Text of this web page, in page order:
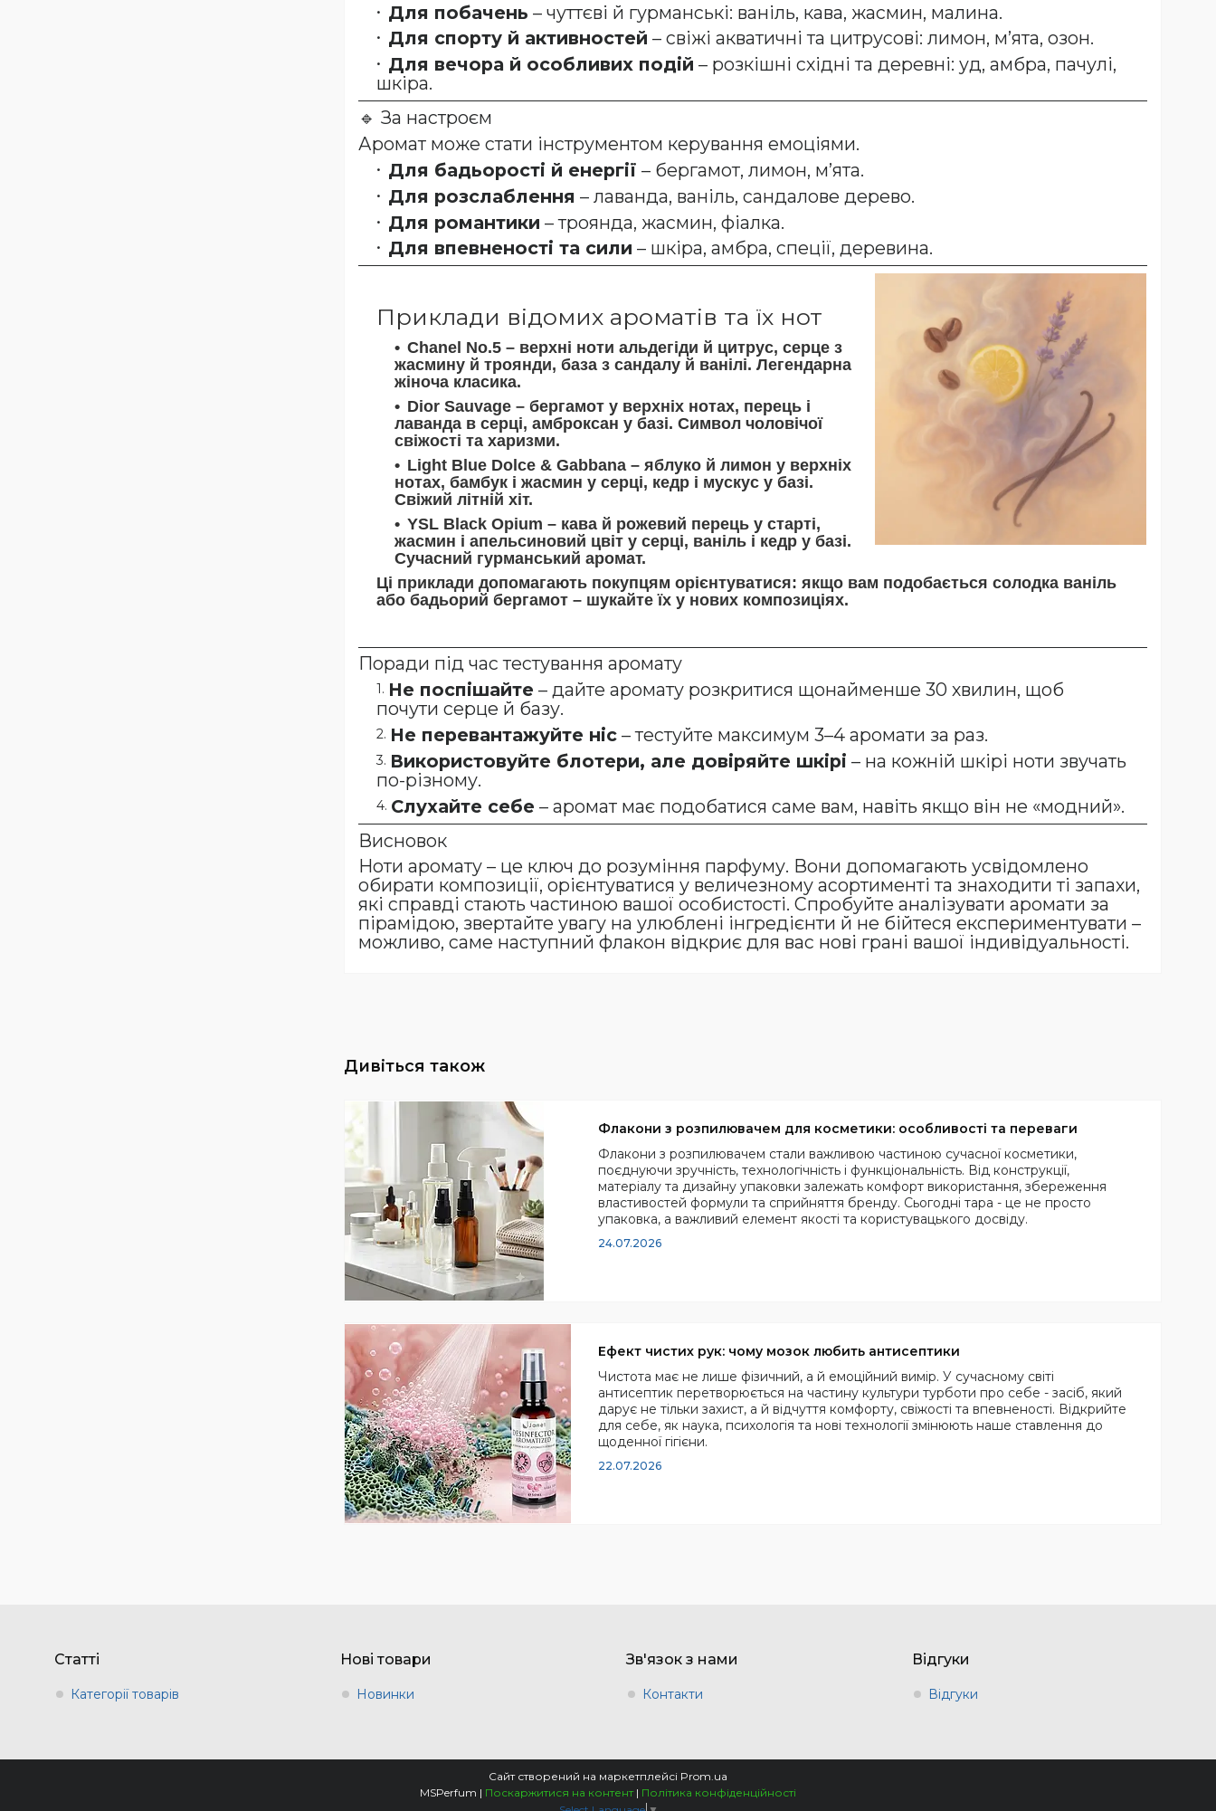
Для побачень – чуттєві й гурманські: ваніль, кава, жасмин, малина.
Для спорту й активностей – свіжі акватичні та цитрусові: лимон, м’ята, озон.
Для вечора й особливих подій – розкішні східні та деревні: уд, амбра, пачулі,
шкіра.
🔹 За настроєм
Аромат може стати інструментом керування емоціями.
Для бадьорості й енергії – бергамот, лимон, м’ята.
Для розслаблення – лаванда, ваніль, сандалове дерево.
Для романтики – троянда, жасмин, фіалка.
Для впевненості та сили – шкіра, амбра, спеції, деревина.
Приклади відомих ароматів та їх нот
Chanel No.5 – верхні ноти альдегіди й цитрус, серце з
жасмину й троянди, база з сандалу й ванілі. Легендарна
жіноча класика.
Dior Sauvage – бергамот у верхніх нотах, перець і
лаванда в серці, амброксан у базі. Символ чоловічої
свіжості та харизми.
Light Blue Dolce & Gabbana – яблуко й лимон у верхніх
нотах, бамбук і жасмин у серці, кедр і мускус у базі.
Свіжий літній хіт.
YSL Black Opium – кава й рожевий перець у старті,
жасмин і апельсиновий цвіт у серці, ваніль і кедр у базі.
Сучасний гурманський аромат.
Ці приклади допомагають покупцям орієнтуватися: якщо вам подобається солодка ваніль
або бадьорий бергамот – шукайте їх у нових композиціях.
Поради під час тестування аромату
Не поспішайте – дайте аромату розкритися щонайменше 30 хвилин, щоб
почути серце й базу.
Не перевантажуйте ніс – тестуйте максимум 3–4 аромати за раз.
Використовуйте блотери, але довіряйте шкірі – на кожній шкірі ноти звучать
по-різному.
Слухайте себе – аромат має подобатися саме вам, навіть якщо він не «модний».
Висновок
Ноти аромату – це ключ до розуміння парфуму. Вони допомагають усвідомлено
обирати композиції, орієнтуватися у величезному асортименті та знаходити ті запахи,
які справді стають частиною вашої особистості. Спробуйте аналізувати аромати за
пірамідою, звертайте увагу на улюблені інгредієнти й не бійтеся експериментувати –
можливо, саме наступний флакон відкриє для вас нові грані вашої індивідуальності.
Флакони з розпилювачем для косметики: особливості та переваги
Флакони з розпилювачем стали важливою частиною сучасної косметики,
поєднуючи зручність, технологічність і функціональність. Від конструкції,
матеріалу та дизайну упаковки залежать комфорт використання, збереження
властивостей формули та сприйняття бренду. Сьогодні тара - це не просто
упаковка, а важливий елемент якості та користувацького досвіду.
24.07.2026
Ефект чистих рук: чому мозок любить антисептики
Чистота має не лише фізичний, а й емоційний вимір. У сучасному світі
антисептик перетворюється на частину культури турботи про себе - засіб, який
дарує не тільки захист, а й відчуття комфорту, свіжості та впевненості. Відкрийте
для себе, як наука, психологія та нові технології змінюють наше ставлення до
щоденної гігієни.
22.07.2026
Статті
Категорії товарів
Нові товари
Новинки
Зв'язок з нами
Контакти
Відгуки
Відгуки
Сайт створений на маркетплейсі Prom.ua
MSPerfum | Поскаржитися на контент | Політика конфіденційності